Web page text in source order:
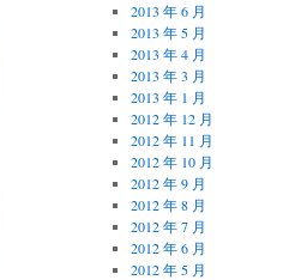
2013 年 6 月
2013 年 5 月
2013 年 4 月
2013 年 3 月
2013 年 1 月
2012 年 12 月
2012 年 11 月
2012 年 10 月
2012 年 9 月
2012 年 8 月
2012 年 7 月
2012 年 6 月
2012 年 5 月